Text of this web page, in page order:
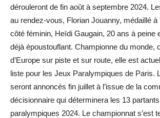
dérouleront de fin août à septembre 2024.
au rendez-vous, Florian Jouanny, médaillé à
côté féminin, Heïdi Gaugain, 20 ans à peine
déjà époustouflant. Championne du monde,
d’Europe sur piste et sur route, elle est
liste pour les Jeux Paralympiques de Paris.
seront annoncés fin juillet à l’issue de la
décisionnaire qui déterminera les 13
paralympiques 2024. Le championnat s’est